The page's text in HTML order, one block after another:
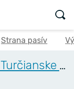
Strana pasív
Slovenské liečebné kúpele Turčianske Teplice,a.s.